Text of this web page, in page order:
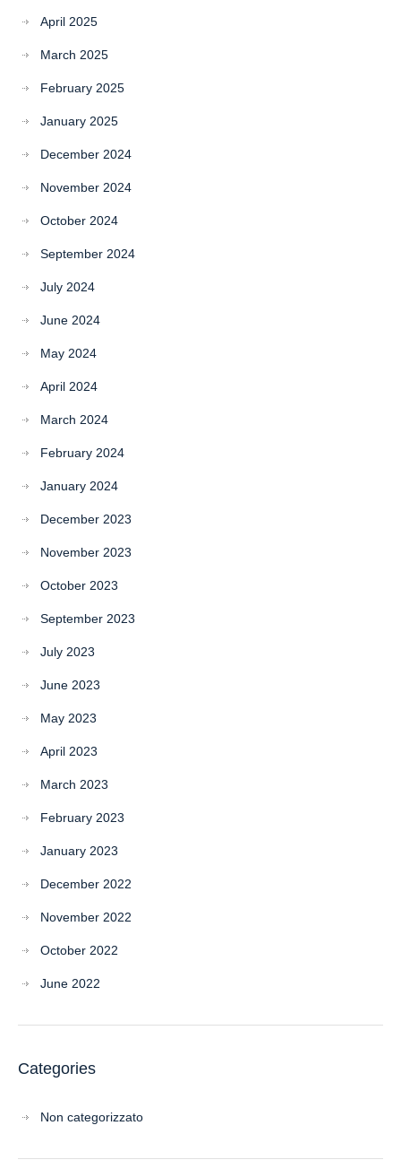
April 2025
March 2025
February 2025
January 2025
December 2024
November 2024
October 2024
September 2024
July 2024
June 2024
May 2024
April 2024
March 2024
February 2024
January 2024
December 2023
November 2023
October 2023
September 2023
July 2023
June 2023
May 2023
April 2023
March 2023
February 2023
January 2023
December 2022
November 2022
October 2022
June 2022
Categories
Non categorizzato